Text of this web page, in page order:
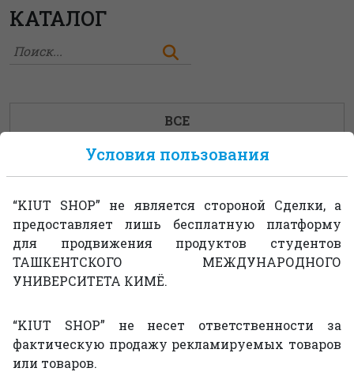
Условия пользования
“KIUT SHOP” не является стороной Сделки, а
предоставляет лишь бесплатную платформу
для продвижения продуктов студентов
ТАШКЕНТСКОГО МЕЖДУНАРОДНОГО
УНИВЕРСИТЕТА КИМЁ.
“KIUT SHOP” не несет ответственности за
фактическую продажу рекламируемых товаров
или товаров.
КАТАЛОГ
ВСЕ
ОДЕЖДА
РАБОТЫ СТУДЕНТОВ